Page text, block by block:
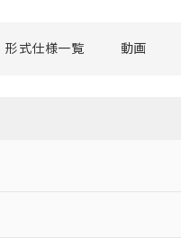
形式仕様一覧 動画